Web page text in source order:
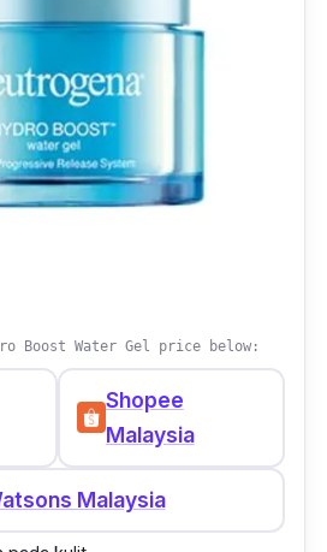
Boost Water Gel price below:
Shopee
Malaysia
Malaysia